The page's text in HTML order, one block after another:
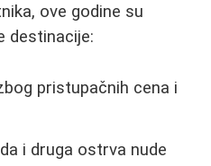
ove godine su
destinacije:
pristupačnih cena i
i druga ostrva nude